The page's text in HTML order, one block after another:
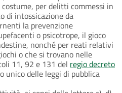
per delitti commessi in
di intossicazione da
la prevenzione
o psicotrope, il gioco
nonché per reati relativi
o che si trovano nelle
11, 92 e 131 del regio decreto
unico delle leggi di pubblica